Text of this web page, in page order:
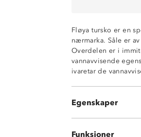
Fløya tursko er en
nærmarka. Såle er
Overdelen er i
vannavvisende
ivaretar de
Egenskaper
Gummikledd
Funksjoner